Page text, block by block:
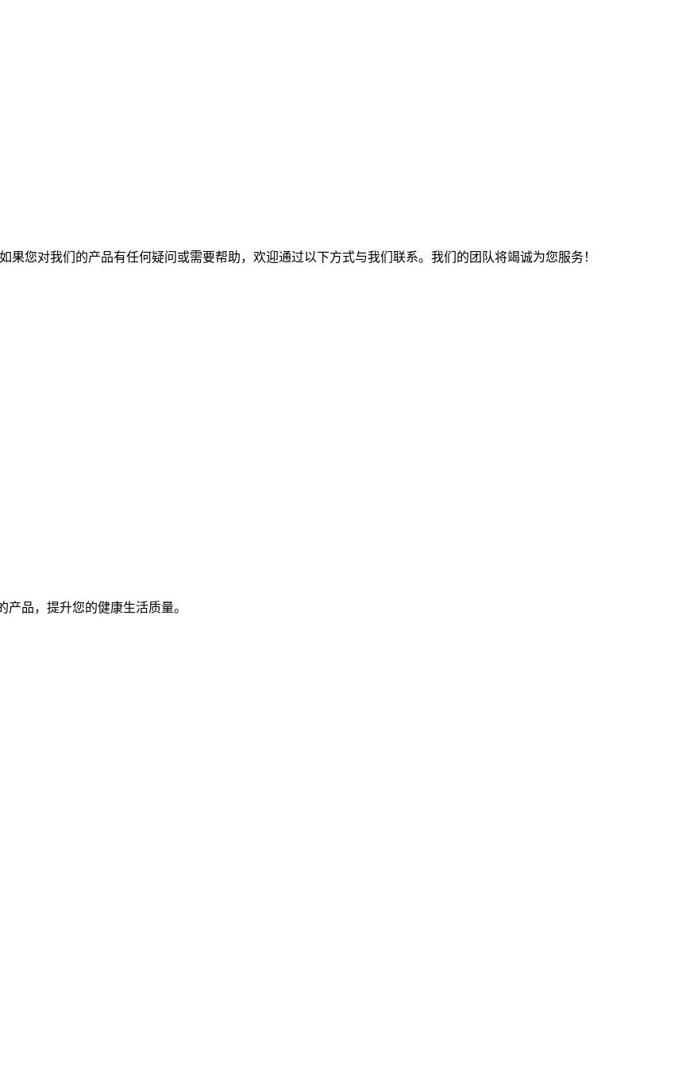
您对我们的产品有任何疑问或需要帮助，欢迎通过以下方式与我们联系。我们的团队将竭诚为您服务！
品，提升您的健康生活质量。